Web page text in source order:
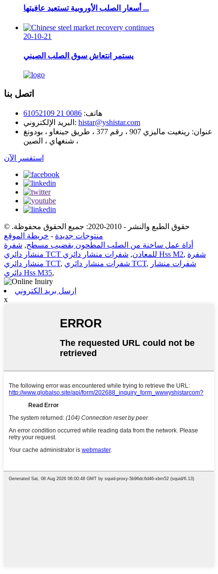
أسعار الصلب الأوروبية تستعيد عافيتها ...
20-10-21
يستمر انتعاش سوق الصلب الصيني
اتصل بنا
هاتف: 0086 21 61052109
البريد الإلكتروني: histar@yshistar.com
عنوان:
رينغيت ماليزي 907 ، رقم 377 ، طريق جينغاو ، بودونغ
، شنغهاي ، الصين
استفسر الآن
© حقوق الطبع والنشر - 2010-2020: جميع الحقوق محفوظة.
منتوجات جديدة - خريطة الموقع
أداة عمل ساخنة من الصلب المطحون بقضيب مسطح, شفرة
منشار دائري TCT للمعادن, شفرات منشار دائري Hss M2, شفرة
منشار دائري TCT, شفرات منشار دائري TCT, شفرات منشار
دائري Hss M35,
ارسل بريد الكتروني
x